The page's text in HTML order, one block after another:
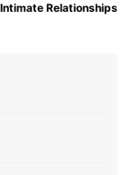
Relationships